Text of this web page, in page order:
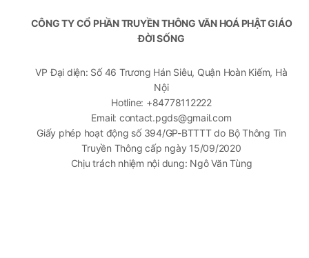
CÔNG TY CỔ PHẦN TRUYỀN THÔNG VĂN HOÁ PHẬT GIÁO
ĐỜI SỐNG
VP Đại diện: Số 46 Trương Hán Siêu, Quận Hoàn Kiếm, Hà
Nội
Hotline: +84778112222
Email: contact.pgds@gmail.com
Giấy phép hoạt động số 394/GP-BTTTT do Bộ Thông Tin
Truyền Thông cấp ngày 15/09/2020
Chịu trách nhiệm nội dung: Ngô Văn Tùng